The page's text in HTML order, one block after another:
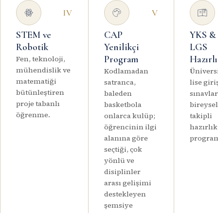
IV
STEM ve
Robotik
Fen, teknoloji,
mühendislik ve
matematiği
bütünleştiren
proje tabanlı
öğrenme.
V
CAP
Yenilikçi
Program
Kodlamadan
satranca,
baleden
basketbola
onlarca kulüp;
öğrencinin ilgi
alanına göre
seçtiği, çok
yönlü ve
disiplinler
arası gelişimi
destekleyen
şemsiye
YKS &
LGS
lise
bireysel
takipli
hazırlık